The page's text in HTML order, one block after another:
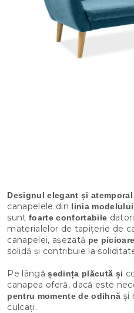
Designul elegant și atemporal
canapelele din linia modelului
sunt foarte confortabile
materialelor de tapițerie de
canapelei, așezată pe
solidă și contribuie la
Pe lângăședința plăcută și
canapea oferă, dacă este
pentru momente de odihnă și
culcați.